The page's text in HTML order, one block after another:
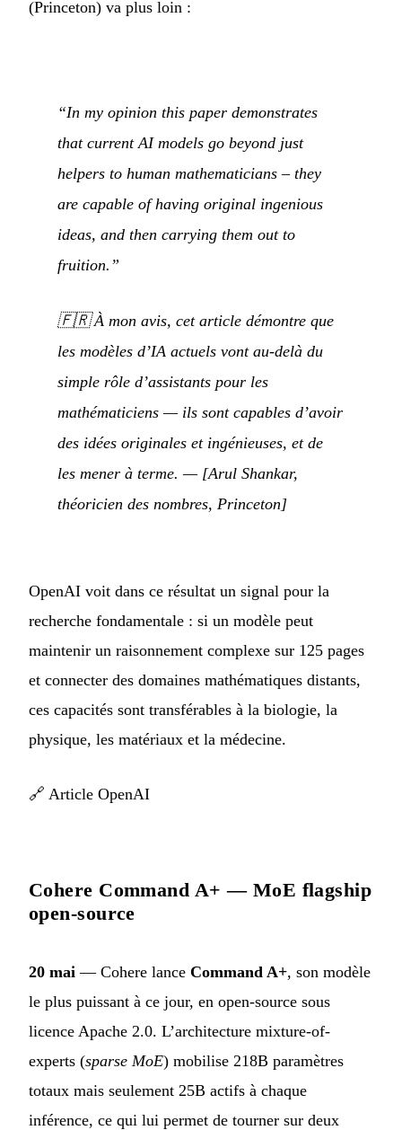
(Princeton) va plus loin :
“In my opinion this paper demonstrates
that current AI models go beyond just
helpers to human mathematicians – they
are capable of having original ingenious
ideas, and then carrying them out to
fruition.”
🇫🇷À mon avis, cet article démontre que
les modèles d’IA actuels vont au-delà du
simple rôle d’assistants pour les
mathématiciens — ils sont capables d’avoir
des idées originales et ingénieuses, et de
les mener à terme. — [Arul Shankar,
théoricien des nombres, Princeton]
OpenAI voit dans ce résultat un signal pour la
recherche fondamentale : si un modèle peut
maintenir un raisonnement complexe sur 125 pages
et connecter des domaines mathématiques distants,
ces capacités sont transférables à la biologie, la
physique, les matériaux et la médecine.
🔗 Article OpenAI
Cohere Command A+ — MoE flagship
open-source
20 mai — Cohere lance Command A+, son modèle
le plus puissant à ce jour, en open-source sous
licence Apache 2.0. L’architecture mixture-of-
experts (sparse MoE) mobilise 218B paramètres
totaux mais seulement 25B actifs à chaque
inférence, ce qui lui permet de tourner sur deux